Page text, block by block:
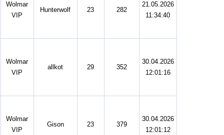
Wolmar
VIP
Hunterwolf 23 282
21.05.2026
11:34:40
Wolmar
VIP
allkot 29 352
30.04.2026
12:01:16
Wolmar
VIP
Gison 23 379
30.04.2026
12:01:12